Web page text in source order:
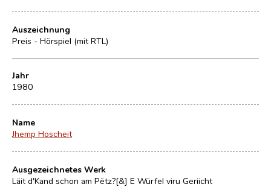
Auszeichnung
Preis - Hörspiel (mit RTL)
Jahr
1980
Name
Jhemp Hoscheit
Ausgezeichnetes Werk
Läit d'Kand schon am Pëtz?[&] E Würfel viru Geriicht